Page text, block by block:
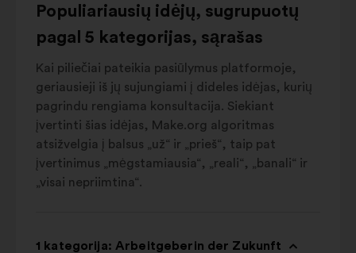
Populiariausių idėjų, sugrupuotų
pagal 5 kategorijas, sąrašas
Kai piliečiai pateikia pasiūlymus platformoje,
geriausieji iš jų sujungiami į dideles idėjas, kurių
pagrindu rengiama konsultacija. Siekiant
įvertinti šias idėjas, Make.org algoritmas
atsižvelgia į balsus „už“ ir „prieš“, taip pat
įvertinimus „mėgstamiausia“, „reali“, „banali“ ir
„visai nepriimtina“.
1 kategorija: Arbeitgeberin der Zukunft